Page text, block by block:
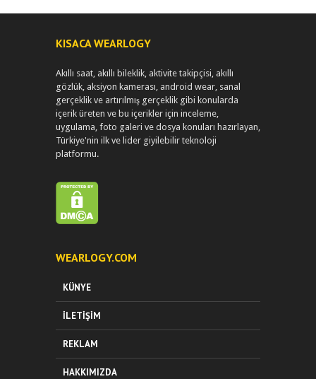
KISACA WEARLOGY
Akıllı saat, akıllı bileklik, aktivite takipçisi, akıllı
gözlük, aksiyon kamerası, android wear, sanal
gerçeklik ve artırılmış gerçeklik gibi konularda
içerik üreten ve bu içerikler için inceleme,
uygulama, foto galeri ve dosya konuları hazırlayan,
Türkiye'nin ilk ve lider giyilebilir teknoloji
platformu.
WEARLOGY.COM
KÜNYE
İLETIŞIM
REKLAM
HAKKIMIZDA